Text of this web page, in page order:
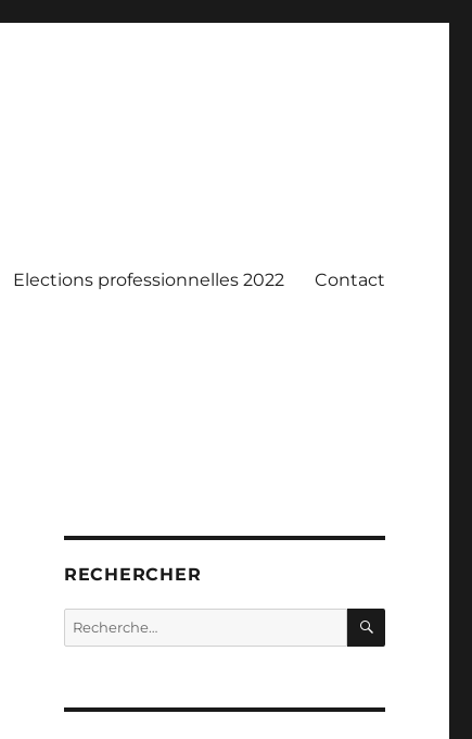
Elections professionnelles 2022 Contact
RECHERCHER
Recherche
pour :